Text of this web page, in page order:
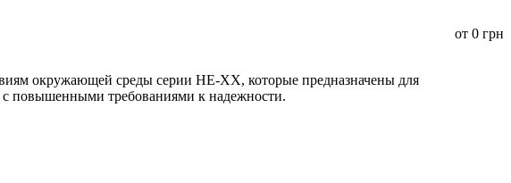
от 0 грн
окружающей среды серии HE-XX, которые предназначены для
повышенными требованиями к надежности.